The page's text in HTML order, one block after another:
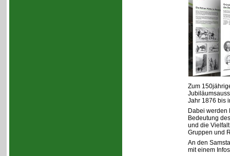
Zum
Jahr 1876 bis
Dabei werden
Bedeutung
und die
Gruppen und
An den
mit einem